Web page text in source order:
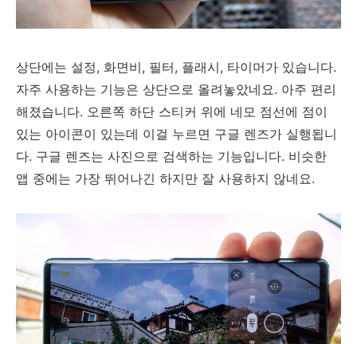
상단에는 설정, 화면비, 필터, 플래시, 타이머가 있습니다.
자주 사용하는 기능은 상단으로 올려놓았네요. 아주 편리
해졌습니다. 오른쪽 하단 스티커 위에 네모 점선에 점이
있는 아이콘이 있는데 이걸 누르면 구글 렌즈가 실행됩니
다. 구글 렌즈는 사진으로 검색하는 기능입니다. 비슷한
앱 중에는 가장 뛰어나긴 하지만 잘 사용하지 않네요.